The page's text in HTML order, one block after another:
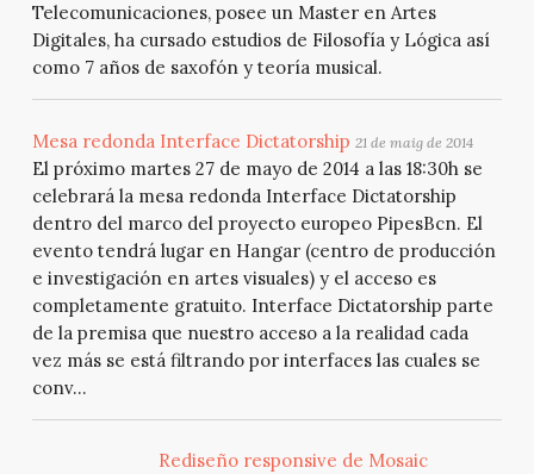
Telecomunicaciones, posee un Master en Artes
Digitales, ha cursado estudios de Filosofía y Lógica así
como 7 años de saxofón y teoría musical.
Mesa redonda Interface Dictatorship 21 de maig de 2014
El próximo martes 27 de mayo de 2014 a las 18:30h se
celebrará la mesa redonda Interface Dictatorship
dentro del marco del proyecto europeo PipesBcn. El
evento tendrá lugar en Hangar (centro de producción
e investigación en artes visuales) y el acceso es
completamente gratuito. Interface Dictatorship parte
de la premisa que nuestro acceso a la realidad cada
vez más se está filtrando por interfaces las cuales se
conv...
Rediseño responsive de Mosaic